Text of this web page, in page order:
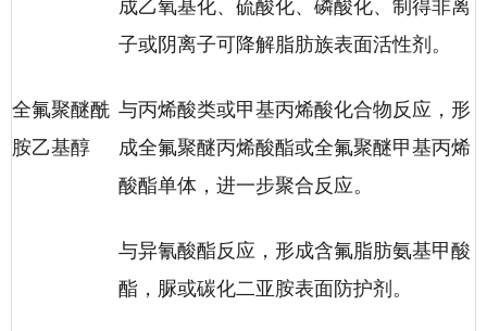
全氟聚醚酰
胺乙基醇
成乙氧基化、硫酸化、磷酸化、制得非离
子或阴离子可降解脂肪族表面活性剂。
与丙烯酸类或甲基丙烯酸化合物反应，形
成全氟聚醚丙烯酸酯或全氟聚醚甲基丙烯
酸酯单体，进一步聚合反应。
与异氰酸酯反应，形成含氟脂肪氨基甲酸
酯，脲或碳化二亚胺表面防护剂。